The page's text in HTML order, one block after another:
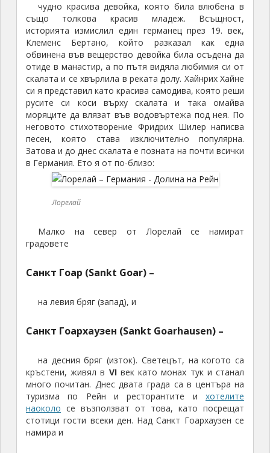
чудно красива девойка, която била влюбена в
също толкова красив младеж. Всъщност,
историята измислил един германец през 19. век,
Клеменс Бертано, който разказал как една
обвинена във вещерство девойка била осъдена да
отиде в манастир, а по пътя видяла любимия си от
скалата и се хвърлила в реката долу. Хайнрих Хайне
си я представил като красива самодива, която реши
русите си коси върху скалата и така омайва
моряците да влязат във водовъртежа под нея. По
неговото стихотворение Фридрих Шилер написва
песен, която става изключително популярна.
Затова и до днес скалата е позната на почти всички
в Германия. Ето я от по-близо:
Лорелай
Малко на север от Лорелай се намират
градовете
Санкт Гоар (Sankt Goar) –
на левия бряг (запад), и
Санкт Гоархаузен (Sankt Goarhausen) –
на десния бряг (изток). Светецът, на когото са
кръстени, живял в VIвек като монах тук и станал
много почитан. Днес двата града са в центъра на
туризма по Рейн и ресторантите ихотелите
наоколо се възползват от това, като посрещат
стотици гости всеки ден. Над Санкт Гоархаузен се
намира и